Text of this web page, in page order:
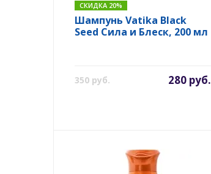
СКИДКА 20%
Шампунь Vatika Black
Seed Сила и Блеск, 200 мл
350 руб. 280 руб.